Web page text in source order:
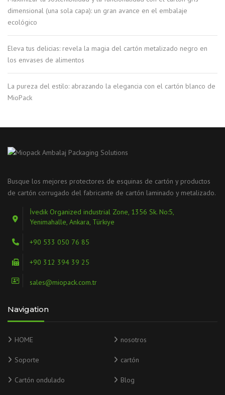
dimensional (una sola capa): un gran avance en el embalaje
ecológico
Eleva tus delicias: revela la magia del cartón metalizado negro en
los envases de alimentos
La pureza del estilo: abrazando la elegancia con el cartón blanco de
MioPack
Busque los mejores protectores de esquinas de cartón y productos
de cartón corrugado del fabricante de cartón laminado y metalizado.
İvedik Organized industrial Zone, 1356 Sk. No:5,
Yenimahalle, Ankara, Türkiye
+90 533 050 76 85
+90 312 394 39 25
sales@miopack.com.tr
Navigation
HOME nosotros
Soporte cartón
Cartón ondulado Blog